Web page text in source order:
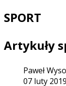
SPORT
Artykuły
Paweł
07 luty 2019